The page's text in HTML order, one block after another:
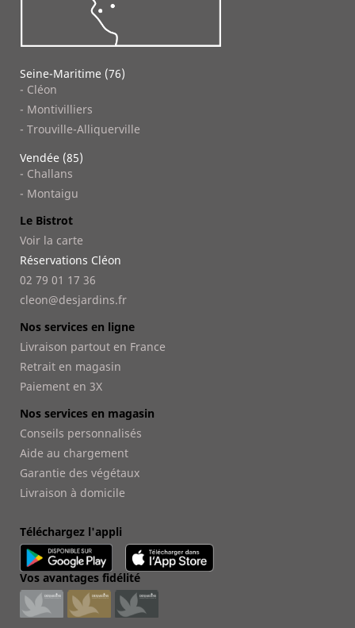
Seine-Maritime (76)
- Cléon
- Montivilliers
- Trouville-Alliquerville
Vendée (85)
- Challans
- Montaigu
Le Bistrot
Voir la carte
Réservations Cléon
02 79 01 17 36
cleon@desjardins.fr
Nos services en ligne
Livraison partout en France
Retrait en magasin
Paiement en 3X
Nos services en magasin
Conseils personnalisés
Aide au chargement
Garantie des végétaux
Livraison à domicile
Téléchargez l'appli
Vos avantages fidélité